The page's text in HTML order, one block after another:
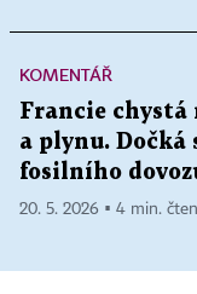
KOMENTÁŘ
Francie
a plynu. Dočká
fosilního
20. 5. 2026 ▪ 4 min.